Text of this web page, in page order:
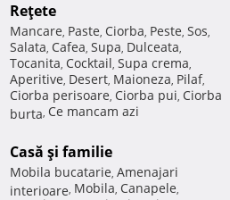
Reţete
Mancare, Paste, Ciorba, Peste, Sos,
Salata, Cafea, Supa, Dulceata,
Tocanita, Cocktail, Supa crema,
Aperitive, Desert, Maioneza, Pilaf,
Ciorba perisoare, Ciorba pui, Ciorba
burta, Ce mancam azi
Casă şi familie
Mobila bucatarie, Amenajari
interioare, Mobila, Canapele,